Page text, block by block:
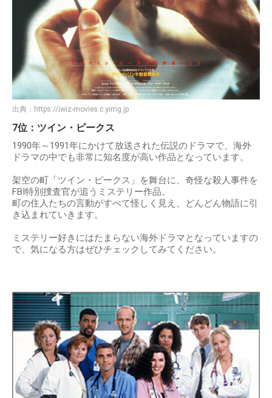
出典： https://iwiz-movies.c.yimg.jp
7位：ツイン・ピークス
1990年～1991年にかけて放送された伝説のドラマで、海外
ドラマの中でも非常に知名度が高い作品となっています。
架空の町「ツイン・ピークス」を舞台に、奇怪な殺人事件を
FBI特別捜査官が追うミステリー作品。
町の住人たちの言動がすべて怪しく見え、どんどん物語に引
き込まれていきます。
ミステリー好きにはたまらない海外ドラマとなっていますの
で、気になる方はぜひチェックしてみてください。